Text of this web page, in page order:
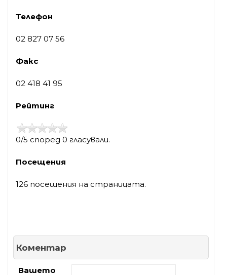
Телефон
02 827 07 56
Факс
02 418 41 95
Рейтинг
0/5 според 0 гласували.
Посещения
126 посещения на страницата.
Коментар
Вашето